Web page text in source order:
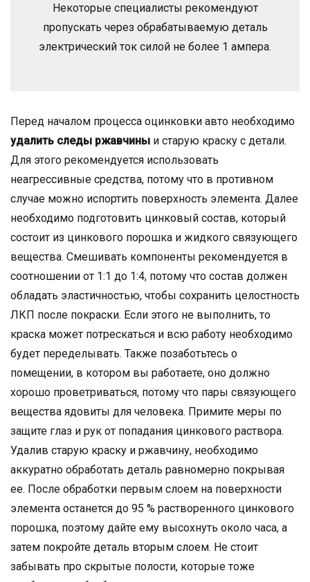
Некоторые специалисты рекомендуют
пропускать через обрабатываемую деталь
электрический ток силой не более 1 ампера.
Перед началом процесса оцинковки авто необходимо
удалить следы ржавчины и старую краску с детали.
Для этого рекомендуется использовать
неагрессивные средства, потому что в противном
случае можно испортить поверхность элемента. Далее
необходимо подготовить цинковый состав, который
состоит из цинкового порошка и жидкого связующего
вещества. Смешивать компоненты рекомендуется в
соотношении от 1:1 до 1:4, потому что состав должен
обладать эластичностью, чтобы сохранить целостность
ЛКП после покраски. Если этого не выполнить, то
краска может потрескаться и всю работу необходимо
будет переделывать. Также позаботьтесь о
помещении, в котором вы работаете, оно должно
хорошо проветриваться, потому что пары связующего
вещества ядовиты для человека. Примите меры по
защите глаз и рук от попадания цинкового раствора.
Удалив старую краску и ржавчину, необходимо
аккуратно обработать деталь равномерно покрывая
ее. После обработки первым слоем на поверхности
элемента останется до 95 % растворенного цинкового
порошка, поэтому дайте ему высохнуть около часа, а
затем покройте деталь вторым слоем. Не стоит
забывать про скрытые полости, которые тоже